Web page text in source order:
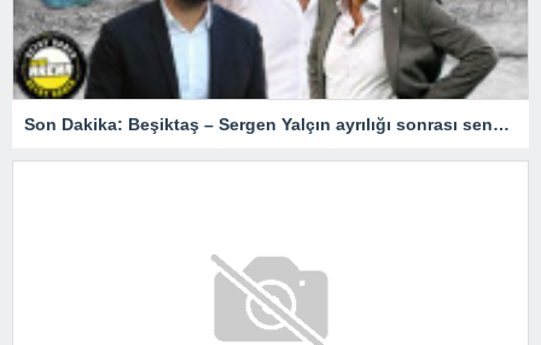
Son Dakika: Beşiktaş – Sergen Yalçın ayrılığı sonrası senaryolar! Fenerbahçe, Okan Buruk, Şenol Güneş…